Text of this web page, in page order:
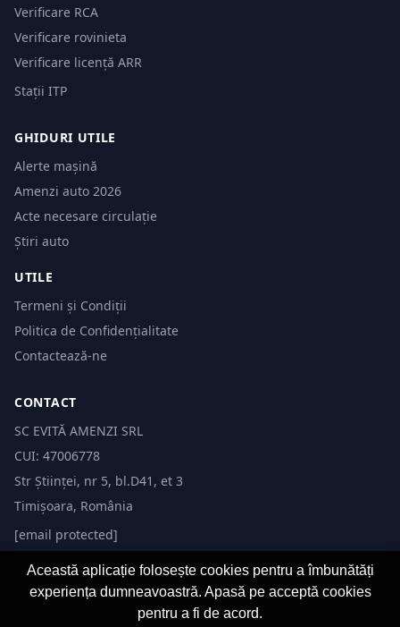
Verificare RCA
Verificare rovinieta
Verificare licență ARR
Stații ITP
GHIDURI UTILE
Alerte mașină
Amenzi auto 2026
Acte necesare circulație
Știri auto
UTILE
Termeni și Condiții
Politica de Confidențialitate
Contactează-ne
CONTACT
SC EVITĂ AMENZI SRL
CUI: 47006778
Str Științei, nr 5, bl.D41, et 3
Timișoara, România
[email protected]
Această aplicație folosește cookies pentru a îmbunătăți
experiența dumneavoastră. Apasă pe acceptă cookies
pentru a fi de acord.